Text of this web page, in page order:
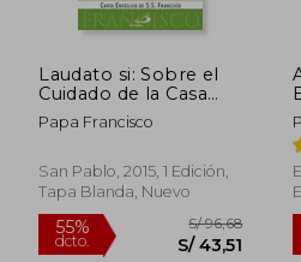
55% S/ 106,49
Laudato si: Sobre el
Cuidado de la Casa
Comun
Papa Francisco
San Pablo, 2015, 1 Edición,
Tapa Blanda, Nuevo